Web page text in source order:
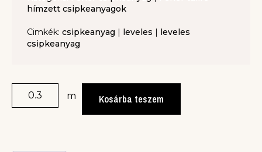
hímzett csipkeanyagok
Cimkék: csipkeanyag | leveles | leveles
csipkeanyag
m Kosárba teszem